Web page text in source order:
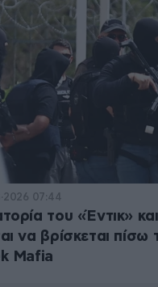
07:44
του «Έντικ»
να βρίσκεται πίσω
Mafia